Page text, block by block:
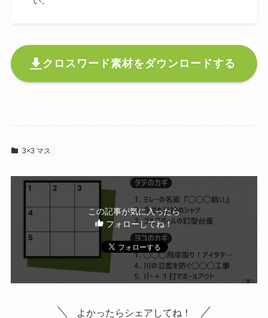
クロスワード素材をダウンロードする
3×3 マス
この記事が気に入ったら
フォローしてね！
よかったらシェアしてね！